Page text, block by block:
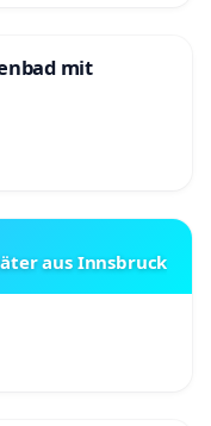
mit
aus Innsbruck